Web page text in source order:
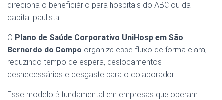
direciona o beneficiário para hospitais do ABC ou da
capital paulista.
O Plano de Saúde Corporativo UniHosp em São
Bernardo do Campo organiza esse fluxo de forma clara,
reduzindo tempo de espera, deslocamentos
desnecessários e desgaste para o colaborador.
Esse modelo é fundamental em empresas que operam